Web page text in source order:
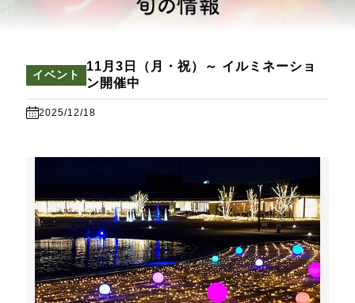
イベント
11月3日（月・祝）～ イルミネーショ
ン開催中
2025/12/18